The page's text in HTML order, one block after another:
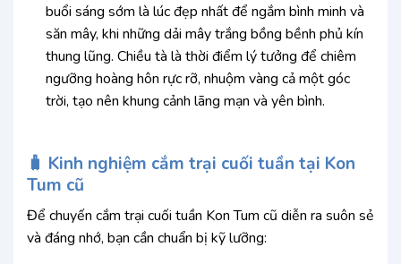
buổi sáng sớm là lúc đẹp nhất để ngắm bình minh và
săn mây, khi những dải mây trắng bồng bềnh phủ kín
thung lũng. Chiều tà là thời điểm lý tưởng để chiêm
ngưỡng hoàng hôn rực rỡ, nhuộm vàng cả một góc
trời, tạo nên khung cảnh lãng mạn và yên bình.
🧳 Kinh nghiệm cắm trại cuối tuần tại Kon
Tum cũ
Để chuyến cắm trại cuối tuần Kon Tum cũ diễn ra suôn sẻ
và đáng nhớ, bạn cần chuẩn bị kỹ lưỡng: